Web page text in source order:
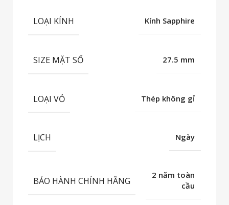
LOẠI KÍNH Kính Sapphire
SIZE MẶT SỐ 27.5 mm
LOẠI VỎ Thép không gỉ
LỊCH Ngày
BẢO HÀNH CHÍNH HÃNG
2 năm toàn
cầu